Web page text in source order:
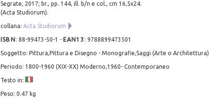
Segrate, 2017; br., pp. 144, ill. b/n e col., cm 16,5x24.
(Acta Studiorum).
collana: Acta Studiorum
ISBN : 88-99473-50-1 - EAN13 : 9788899473501
Soggetto: Pittura,Pittura e Disegno - Monografie,Saggi (Arte o Architettura)
Periodo: 1800-1960 (XIX-XX) Moderno,1960- Contemporaneo
Testo in:
Peso: 0.47 kg